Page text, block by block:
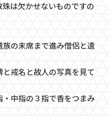
は欠かせないものですの
族の末席まで進み僧侶と遺
と戒名と故人の写真を見て
・中指の３指で香をつまみ